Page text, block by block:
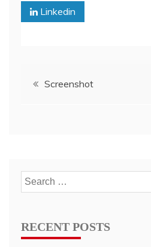
Linkedin
PostScreenshot
Search
for:
RECENT POSTS